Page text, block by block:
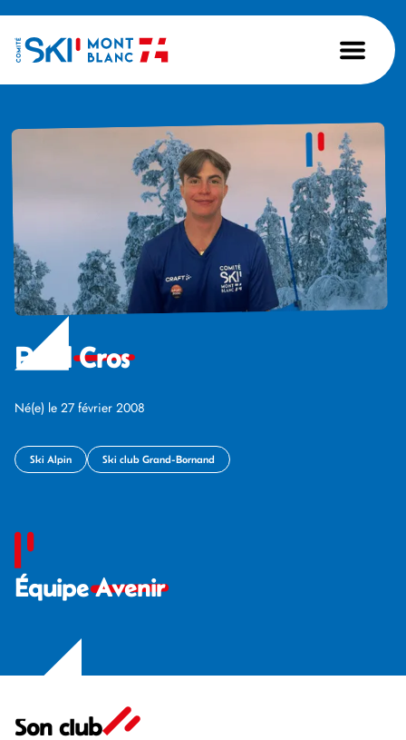
PaulCros
Né(e) le 27 février 2008
Ski Alpin Ski club Grand-Bornand
ÉquipeAvenir
Son club